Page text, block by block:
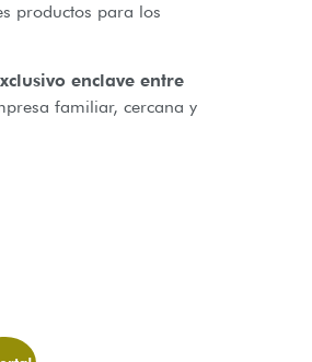
productos para los
enclave entre
familiar, cercana y